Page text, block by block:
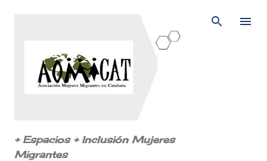
+ Espacios + Inclusión Mujeres
Migrantes